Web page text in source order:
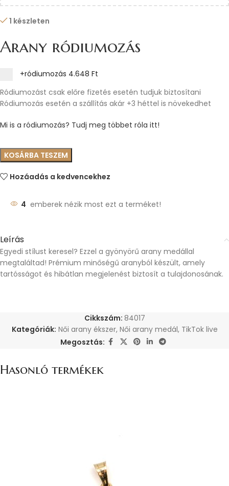
1 készleten
Arany ródiumozás
+ródiumozás 4.648 Ft
Ródiumozást csak előre fizetés esetén tudjuk biztosítani
Ródiumozás esetén a szállítás akár +3 héttel is növekedhet
Mi is a ródiumozás? Tudj meg többet róla itt!
KOSÁRBA TESZEM
Hozáadás a kedvencekhez
4 emberek nézik most ezt a terméket!
Leírás
Egyedi stílust keresel? Ezzel a gyönyörű arany medállal
megtaláltad! Prémium minőségű aranyból készült, amely
tartósságot és hibátlan megjelenést biztosít a tulajdonosának.
Cikkszám: 84017
Kategóriák: Női arany ékszer, Női arany medál, TikTok live
Megosztás:
Hasonló termékek